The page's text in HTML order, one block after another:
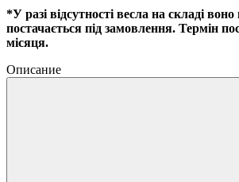
*У разі відсутності весла на складі
постачається під замовлення. Термін
місяця.
Описание